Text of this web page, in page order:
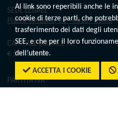
SEDE LEGALE
Piazza Sallustio, 21 - 00187 Roma
CAPITALE SOCIALE I.V.
€ 500.824,00
PARTITA IVA
Al link sono reperibili anche le
cookie di terze parti, che
trasferimento dei dati degli
SEE, e che per il loro
dell’utente.
ACCETTA I COOKIE